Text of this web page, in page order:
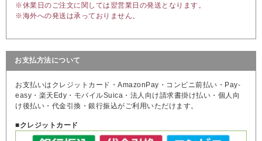
※休業日のご注文に関しては翌営業日の発送となります。
※海外への発送は承っておりません。
お支払方法について
お支払いはクレジットカード・AmazonPay・コンビニ前払い・Pay-
easy・楽天Edy・モバイルSuica・法人向け請求書掛け払い・個人向
け後払い・代金引換・銀行振込がご利用いただけます。
■クレジットカード